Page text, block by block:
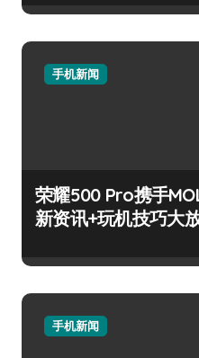
手机新闻
荣耀500 Pro携手
新资讯+玩机技巧大
手机新闻